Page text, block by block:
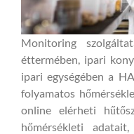
Monitoring
éttermében, ipari
ipari egységében a
folyamatos
online elérheti
hőmérsékleti